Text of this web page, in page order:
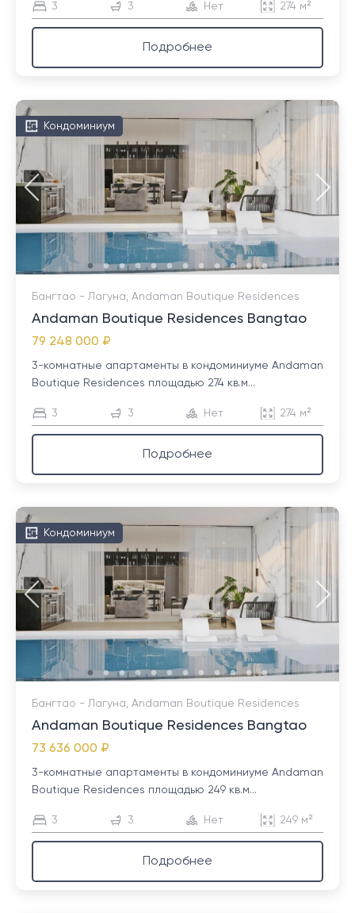
3 3 Нет 274 м²
Подробнее
Кондоминиум
Бангтао - Лагуна, Andaman Boutique Residences
Andaman Boutique Residences Bangtao
79 248 000 ₽
3-комнатные апартаменты в кондоминиуме Andaman
Boutique Residences площадью 274 кв.м...
3 3 Нет 274 м²
Подробнее
Кондоминиум
Бангтао - Лагуна, Andaman Boutique Residences
Andaman Boutique Residences Bangtao
73 636 000 ₽
3-комнатные апартаменты в кондоминиуме Andaman
Boutique Residences площадью 249 кв.м...
3 3 Нет 249 м²
Подробнее